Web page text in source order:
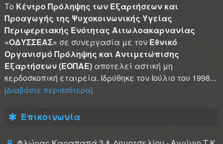
Το Κέντρο Πρόληψης των Εξαρτήσεων και
Προαγωγής της Ψυχοκοινωνικής Υγείας
Περιφερειακής Ενότητας Αιτωλοακαρνανίας
«ΟΔΥΣΣΕΑΣ» σε συνεργασία με τον Εθνικό
Οργανισμό Πρόληψης και Αντιμετώπισης
Εξαρτήσεων (ΕΟΠΑΕ)αποτελεί αστική μη
κερδοσκοπική εταιρεία. Ιδρύθηκε τον Ιούλιο του 1998...
[Διαβάστε περισσότερα]
Επικοινωνία